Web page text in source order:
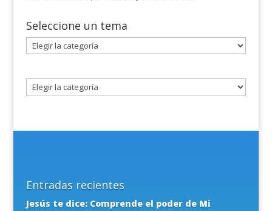
Seleccione un tema
Seleccione
un
Entradas recientes
Jesús te dice: Comprende el poder de Mi